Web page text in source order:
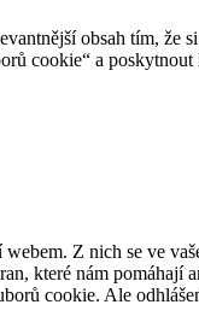
obsah tím, že
cookie“ a poskytnout
Z nich se ve
které nám
cookie. Ale